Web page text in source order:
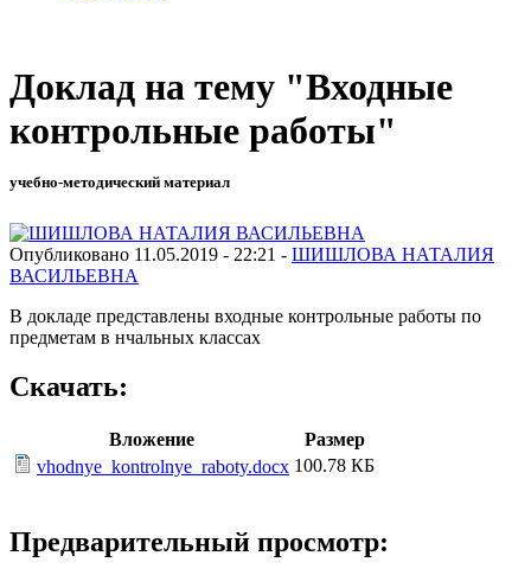
Доклад на тему "Входные
контрольные работы"
учебно-методический материал
Опубликовано 11.05.2019 - 22:21 - ШИШЛОВА НАТАЛИЯ
ВАСИЛЬЕВНА
В докладе представлены входные контрольные работы по
предметам в нчальных классах
Скачать:
Вложение
Размер
vhodnye_kontrolnye_raboty.docx 100.78 КБ
Предварительный просмотр: